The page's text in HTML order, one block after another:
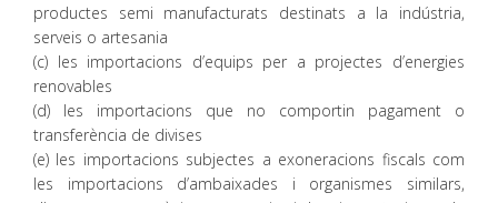
productes semi manufacturats destinats a la indústria,
serveis o artesania
(c) les importacions d’equips per a projectes d’energies
renovables
(d) les importacions que no comportin pagament o
transferència de divises
(e) les importacions subjectes a exoneracions fiscals com
les importacions d’ambaixades i organismes similars,